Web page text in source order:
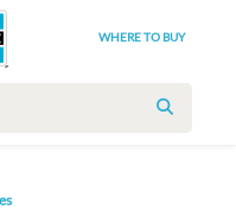
WHERE TO BUY
SEARCH